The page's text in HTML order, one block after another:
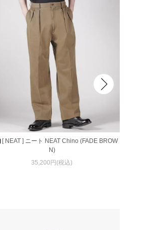
[ NEAT ] ニート NEAT Chino (FADE BROW
N)
35,200円(税込)